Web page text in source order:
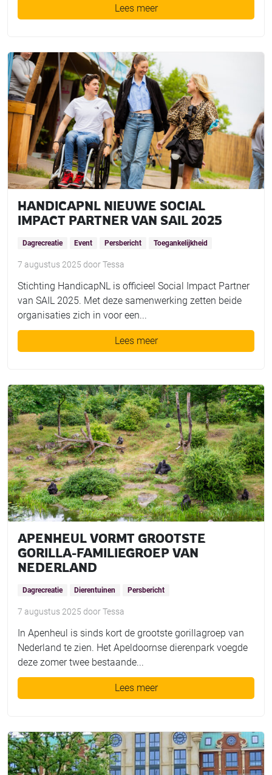
Lees meer
HANDICAPNL NIEUWE SOCIAL
IMPACT PARTNER VAN SAIL 2025
Dagrecreatie Event Persbericht Toegankelijkheid
7 augustus 2025 doorTessa
Stichting HandicapNL is officieel Social Impact Partner
van SAIL 2025. Met deze samenwerking zetten beide
organisaties zich in voor een...
Lees meer
APENHEUL VORMT GROOTSTE
GORILLA-FAMILIEGROEP VAN
NEDERLAND
Dagrecreatie Dierentuinen Persbericht
7 augustus 2025 doorTessa
In Apenheul is sinds kort de grootste gorillagroep van
Nederland te zien. Het Apeldoornse dierenpark voegde
deze zomer twee bestaande...
Lees meer